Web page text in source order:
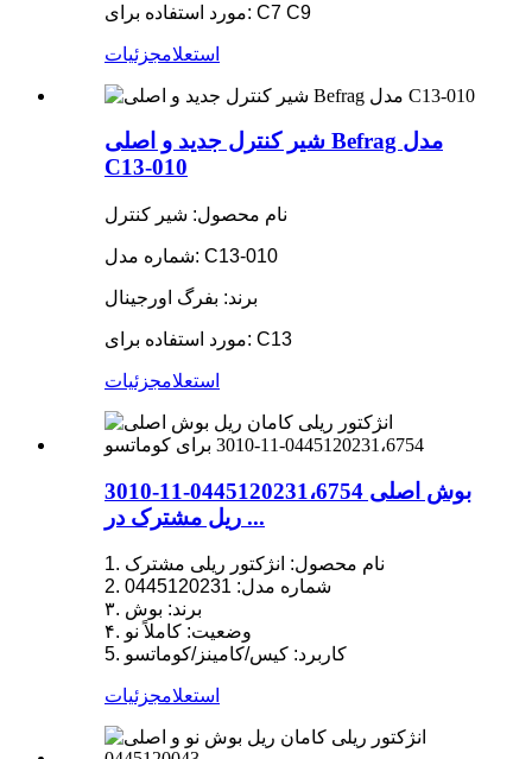
مورد استفاده برای: C7 C9
استعلامجزئیات
شیر کنترل جدید و اصلی Befrag مدل
C13-010
نام محصول: شیر کنترل
شماره مدل: C13-010
برند: بفرگ اورجینال
مورد استفاده برای: C13
استعلامجزئیات
بوش اصلی 0445120231،6754-11-3010
ریل مشترک در ...
1. نام محصول: انژکتور ریلی مشترک
2. شماره مدل: 0445120231
۳. برند: بوش
۴. وضعیت: کاملاً نو
5. کاربرد: کیس/کامینز/کوماتسو
استعلامجزئیات